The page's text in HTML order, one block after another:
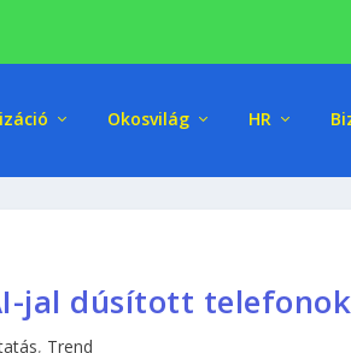
Okosvilág HR
jal dúsított telefonok
, Trend